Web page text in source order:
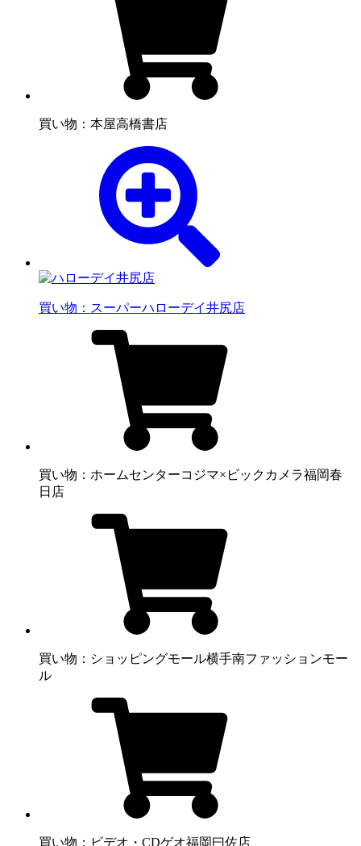
買い物：本屋高橋書店
買い物：スーパーハローデイ井尻店
買い物：ホームセンターコジマ×ビックカメラ福岡春
日店
買い物：ショッピングモール横手南ファッションモー
ル
買い物：ビデオ・CDゲオ福岡曰佐店